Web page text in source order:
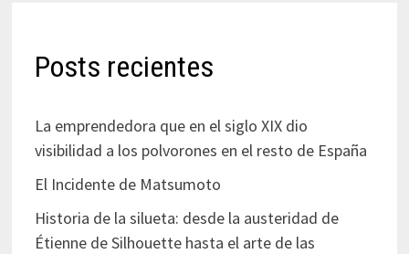
Posts recientes
La emprendedora que en el siglo XIX dio
visibilidad a los polvorones en el resto de España
El Incidente de Matsumoto
Historia de la silueta: desde la austeridad de
Étienne de Silhouette hasta el arte de las